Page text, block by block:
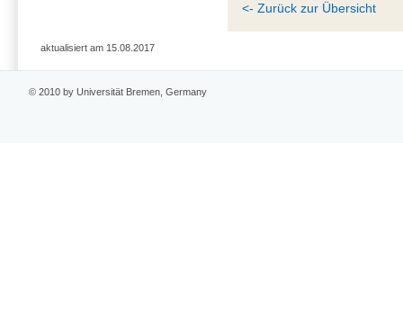
<- Zurück zur Übersicht
aktualisiert am 15.08.2017
© 2010 by Universität Bremen, Germany